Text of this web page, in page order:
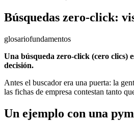
Búsquedas zero-click:
glosariofundamentos
Una búsqueda zero-click (cero clics)
decisión.
Antes el buscador era una puerta: la
las fichas de empresa contestan tanto
Un ejemplo con una